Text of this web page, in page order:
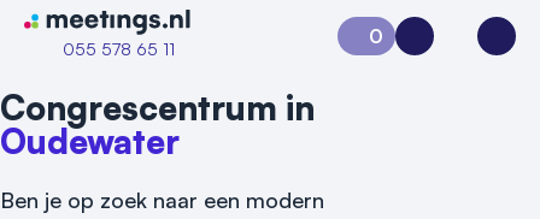
Naar home van Meetings
055 578 65 11
0
Aanvraag 0Inloggen
Congrescentrum in
Oudewater
Ben je op zoek naar een modern